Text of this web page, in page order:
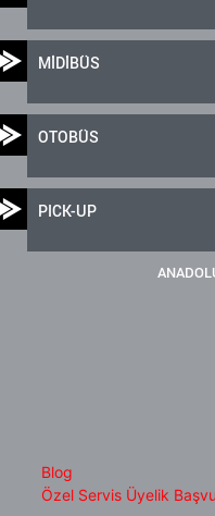
MİDİBÜS
OTOBÜS
PICK-UP
Blog
Özel Servis Üyelik